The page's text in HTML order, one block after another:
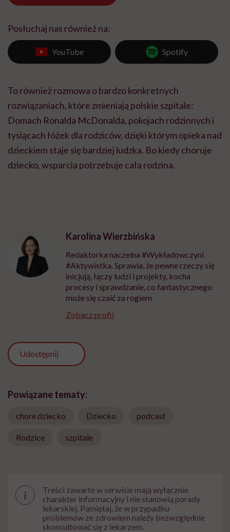
Posłuchaj nas również na:
YouTube Spotify
To również rozmowa o bardzo konkretnych
rozwiązaniach, które zmieniają polskie szpitale:
Domach Ronalda McDonalda, pokojach rodzinnych i
tysiącach łóżek dla rodziców, dzięki którym opieka nad
dzieckiem staje się bardziej ludzka. Bo kiedy choruje
dziecko, wsparcia potrzebuje cała rodzina.
Karolina Wierzbińska
Redaktorka naczelna #Wykładowczyni
#Aktywistka. Sprawia, że pewne rzeczy się
inicjują, łączy ludzi i projekty, kocha
procesy i sprawdzanie, co fantastycznego
może się czaić za rogiem
Zobacz profil
Udostępnij
Powiązane tematy:
chore dziecko Dziecko podcast
Rodzice szpitale
i
Treści zawarte w serwisie mają wyłącznie
charakter informacyjny i nie stanowią porady
lekarskiej. Pamiętaj, że w przypadku
problemów ze zdrowiem należy bezwzględnie
skonsultować się z lekarzem.